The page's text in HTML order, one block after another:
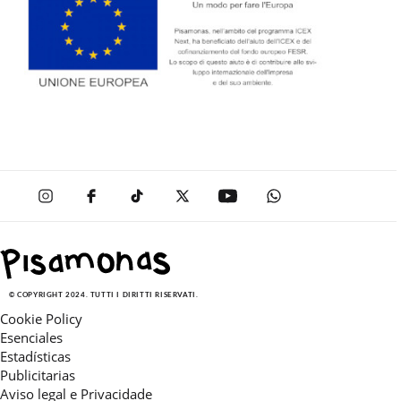
© COPYRIGHT 2024. TUTTI I DIRITTI RISERVATI.
Cookie Policy
Esenciales
Estadísticas
Publicitarias
Aviso legal e Privacidade